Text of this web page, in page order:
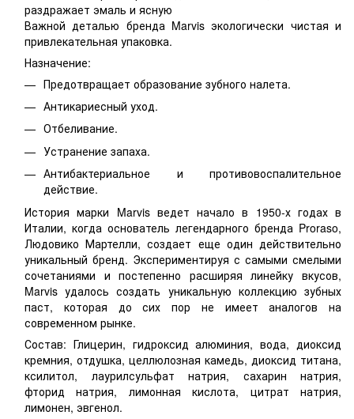
раздражает эмаль и ясную
Важной деталью бренда Marvis экологически чистая и
привлекательная упаковка.
Назначение:
Предотвращает образование зубного налета.
Антикариесный уход.
Отбеливание.
Устранение запаха.
Антибактериальное и противовоспалительное
действие.
История марки Marvis ведет начало в 1950-х годах в
Италии, когда основатель легендарного бренда Proraso,
Людовико Мартелли, создает еще один действительно
уникальный бренд. Экспериментируя с самыми смелыми
сочетаниями и постепенно расширяя линейку вкусов,
Marvis удалось создать уникальную коллекцию зубных
паст, которая до сих пор не имеет аналогов на
современном рынке.
Состав: Глицерин, гидроксид алюминия, вода, диоксид
кремния, отдушка, целлюлозная камедь, диоксид титана,
ксилитол, лаурилсульфат натрия, сахарин натрия,
фторид натрия, лимонная кислота, цитрат натрия,
лимонен, эвгенол.